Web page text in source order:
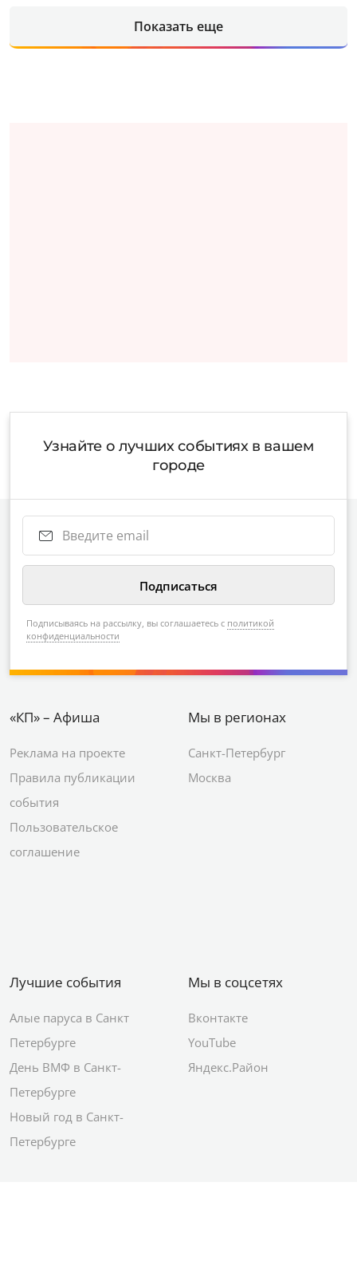
Показать еще
Узнайте о лучших событиях в вашем
городе
Подписываясь на рассылку, вы соглашаетесь с политикой
конфиденциальности
«КП» – Афиша
Реклама на проекте
Правила публикации
события
Пользовательское
соглашение
Мы в регионах
Санкт-Петербург
Москва
Лучшие события
Алые паруса в Санкт
Петербурге
День ВМФ в Санкт-
Петербурге
Новый год в Санкт-
Петербурге
Мы в соцсетях
Вконтакте
YouTube
Яндекс.Район